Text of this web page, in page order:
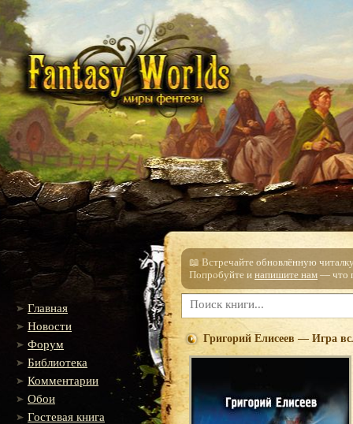
Главная
Новости
Форум
Библиотека
Комментарии
Обои
Гостевая книга
📖 Встречайте обновлённую
Попробуйте и напишите нам — что
Григорий Елисеев — Игра